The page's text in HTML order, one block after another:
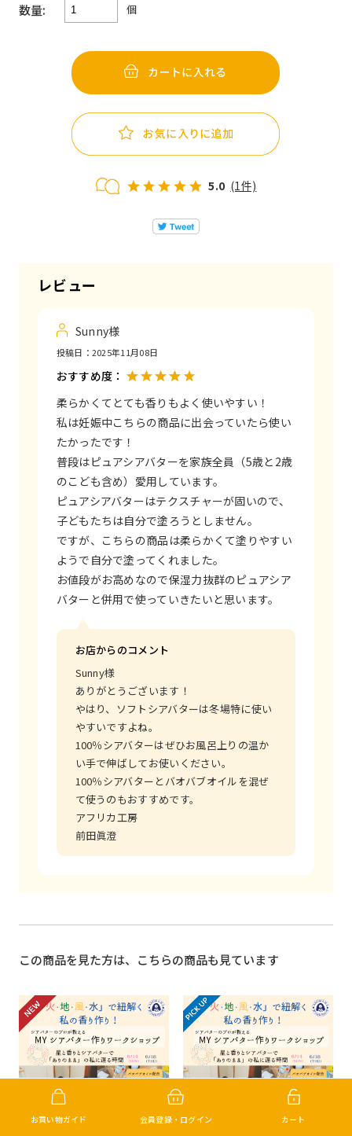
お買い物ガイド 会員登録・ログイン カート
数量: 個
5.0 (1件)
レビュー
Sunny様
投稿日： 2025年11月08日
おすすめ度：
柔らかくてとても香りもよく使いやすい！
私は妊娠中こちらの商品に出会っていたら使い
たかったです！
普段はピュアシアバターを家族全員（5歳と2歳
のこども含め）愛用しています。
ピュアシアバターはテクスチャーが固いので、
子どもたちは自分で塗ろうとしません。
ですが、こちらの商品は柔らかくて塗りやすい
ようで自分で塗ってくれました。
お値段がお高めなので保湿力抜群のピュアシア
バターと併用で使っていきたいと思います。
お店からのコメント
Sunny様
ありがとうございます！
やはり、ソフトシアバターは冬場特に使い
やすいですよね。
100％シアバターはぜひお風呂上りの温か
い手で伸ばしてお使いください。
100％シアバターとバオバブオイルを混ぜ
て使うのもおすすめです。
アフリカ工房
前田眞澄
この商品を見た方は、こちらの商品も見ています